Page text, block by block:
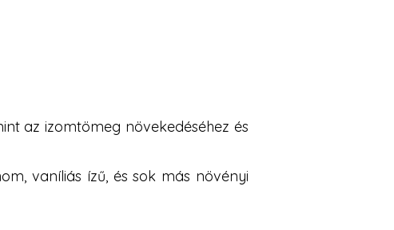
az izomtömeg növekedéséhez és
vaníliás ízű, és sok más növényi